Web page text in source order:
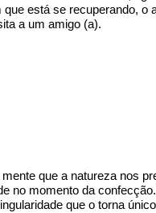
que está se recuperando, o
a um amigo (a).
que a natureza nos
no momento da confecção
que o torna